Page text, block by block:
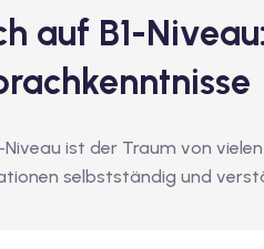
auf B1-
Niveau ist der Traum von
selbstständig und